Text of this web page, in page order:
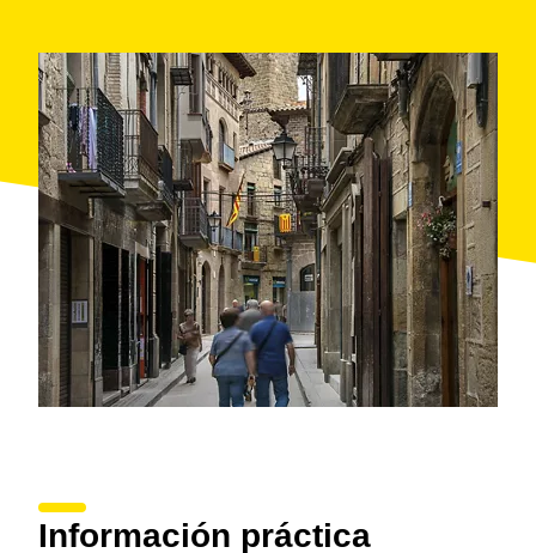
Información práctica